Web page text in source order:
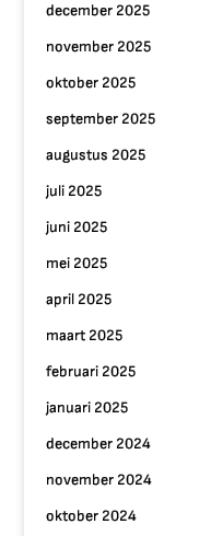
december 2025
november 2025
oktober 2025
september 2025
augustus 2025
juli 2025
juni 2025
mei 2025
april 2025
maart 2025
februari 2025
januari 2025
december 2024
november 2024
oktober 2024